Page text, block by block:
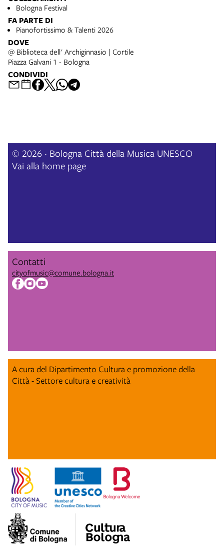
Bologna Festival
FA PARTE DI
Pianofortissimo & Talenti 2026
DOVE
@ Biblioteca dell' Archiginnasio | Cortile
Piazza Galvani 1 - Bologna
CONDIVIDI
© 2026 · Bologna Città della Musica UNESCO
Vai alla home page
Contatti
cityofmusic@comune.bologna.it
A cura del Dipartimento Cultura e promozione della
Città - Settore cultura e creatività